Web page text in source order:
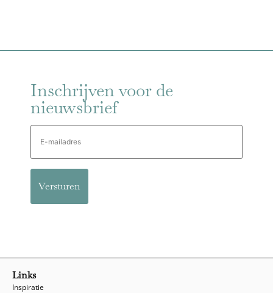
Inschrijven voor de
nieuwsbrief
E-
mailadres
Links
Inspiratie